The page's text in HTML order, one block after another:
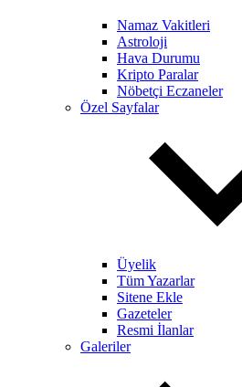
Namaz Vakitleri
Astroloji
Hava Durumu
Kripto Paralar
Nöbetçi Eczaneler
Özel Sayfalar
Üyelik
Tüm Yazarlar
Sitene Ekle
Gazeteler
Resmi İlanlar
Galeriler